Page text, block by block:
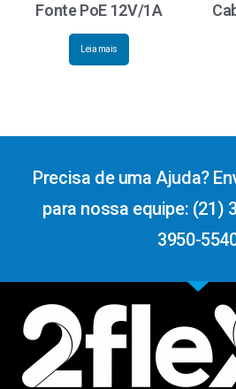
Fonte PoE 12V/1A
Leia mais
Precisa de uma Ajuda?
para nossa equipe: (21)
3950-